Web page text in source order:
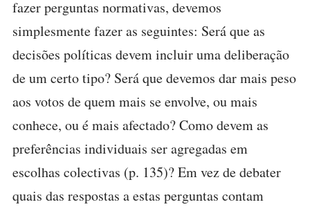
fazer perguntas normativas, devemos
simplesmente fazer as seguintes: Será que as
decisões políticas devem incluir uma deliberação
de um certo tipo? Será que devemos dar mais peso
aos votos de quem mais se envolve, ou mais
conhece, ou é mais afectado? Como devem as
preferências individuais ser agregadas em
escolhas colectivas (p. 135)? Em vez de debater
quais das respostas a estas perguntas contam